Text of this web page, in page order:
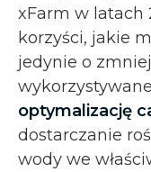
xFarm w latach
korzyści, jakie
jedynie o
optymalizację
dostarczanie
wody we